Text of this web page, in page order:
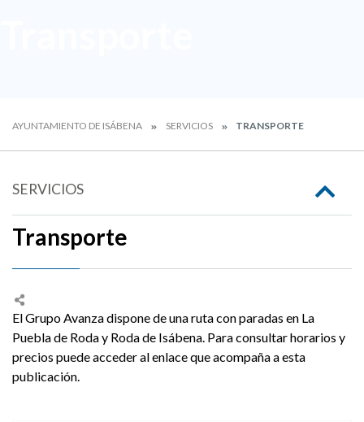
AYUNTAMIENTO DE ISÁBENA SERVICIOS TRANSPORTE
SERVICIOS
Transporte
El Grupo Avanza dispone de una ruta con paradas en La
Puebla de Roda y Roda de Isábena. Para consultar horarios y
precios puede acceder al enlace que acompaña a esta
publicación.